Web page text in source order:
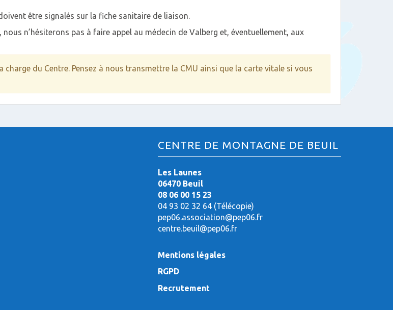
être signalés sur la fiche sanitaire de liaison.
n’hésiterons pas à faire appel au médecin de Valberg et, éventuellement, aux
du Centre. Pensez à nous transmettre la CMU ainsi que la carte vitale si vous
CENTRE DE MONTAGNE DE BEUIL
Les Launes
06470 Beuil
08 06 00 15 23
04 93 02 32 64 (Télécopie)
pep06.association@pep06.fr
centre.beuil@pep06.fr
Mentions légales
RGPD
Recrutement